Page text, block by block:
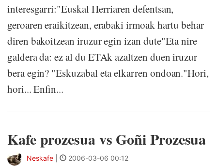
interesgarri:"Euskal Herriaren defentsan,
geroaren eraikitzean, erabaki irmoak hartu behar
diren bakoitzean iruzur egin izan dute"Eta nire
galdera da: ez al du ETAk azaltzen duen iruzur
bera egin? "Eskuzabal eta elkarren ondoan."Hori,
hori... Enfin...
Kafe prozesua vs Goñi Prozesua
Neskafe 2006-03-06 00:12